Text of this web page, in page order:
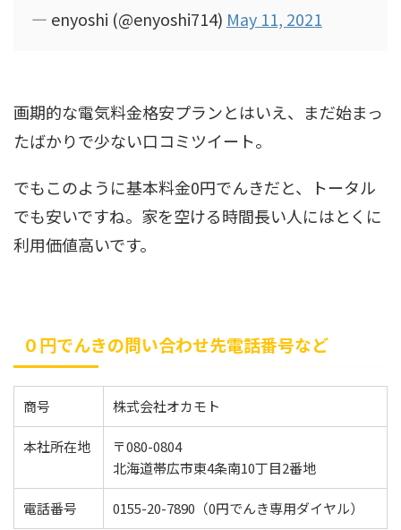
— enyoshi (@enyoshi714) May 11, 2021
画期的な電気料金格安プランとはいえ、まだ始まっ
たばかりで少ない口コミツイート。
でもこのように基本料金0円でんきだと、トータル
でも安いですね。家を空ける時間長い人にはとくに
利用価値高いです。
０円でんきの問い合わせ先電話番号など
商号 株式会社オカモト
本社所在地
〒080-0804
北海道帯広市東4条南10丁目2番地
電話番号 0155-20-7890 （0円でんき専用ダイヤル）